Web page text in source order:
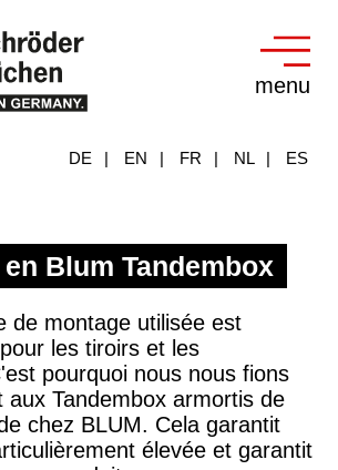
menu
DE EN FR NL ES
Blum Tandembox
de montage utilisée est
les tiroirs et les
pourquoi nous nous fions
aux Tandembox armortis de
chez BLUM. Cela garantit
élevée et garantit